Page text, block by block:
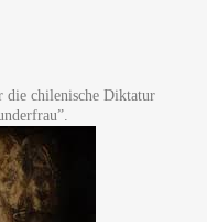
die chi­le­ni­sche Dik­ta­tur